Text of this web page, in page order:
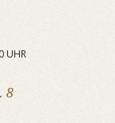
UHR
8